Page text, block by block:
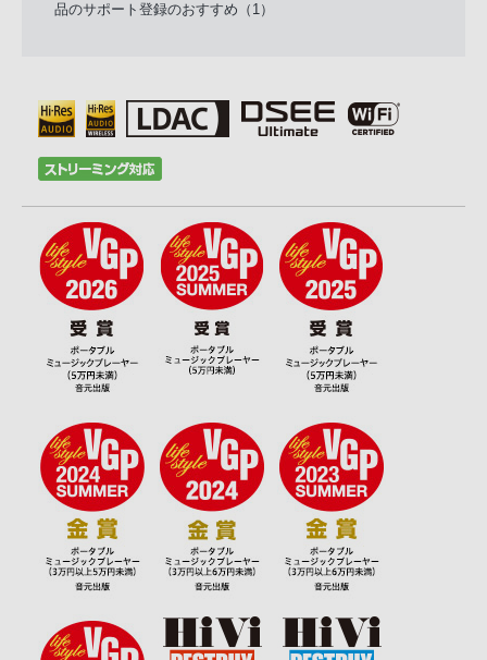
品のサポート登録のおすすめ（1）